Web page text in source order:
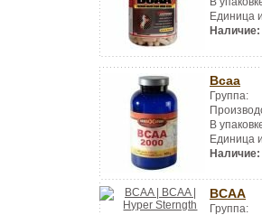
Единица
Наличие:
Bcaa
Группа:
В
Единица
Наличие:
BCAA
Группа: